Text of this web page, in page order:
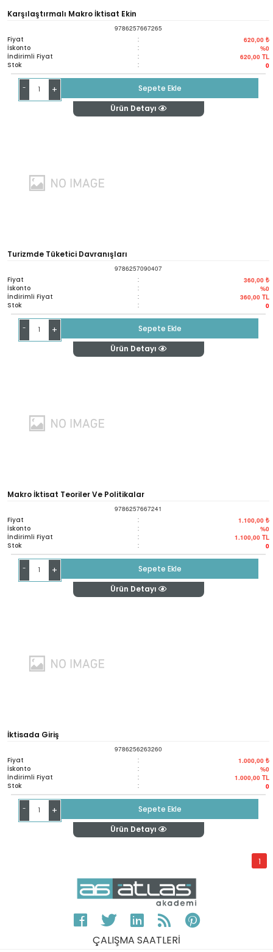
Karşılaştırmalı Makro İktisat Ekin
9786257667265
Fiyat : 620,00 ₺
İskonto : %0
İndirimli Fiyat : 620,00 TL
Stok : 0
- +
Sepete Ekle
Ürün Detayı
Turizmde Tüketici Davranışları
9786257090407
Fiyat : 360,00 ₺
İskonto : %0
İndirimli Fiyat : 360,00 TL
Stok : 0
- +
Sepete Ekle
Ürün Detayı
Makro İktisat Teoriler Ve Politikalar
9786257667241
Fiyat : 1.100,00 ₺
İskonto : %0
İndirimli Fiyat : 1.100,00 TL
Stok : 0
- +
Sepete Ekle
Ürün Detayı
İktisada Giriş
9786256263260
Fiyat : 1.000,00 ₺
İskonto : %0
İndirimli Fiyat : 1.000,00 TL
Stok : 0
- +
Sepete Ekle
Ürün Detayı
1
ÇALIŞMA SAATLERİ